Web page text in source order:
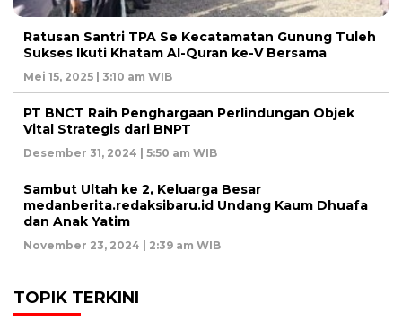
Ratusan Santri TPA Se Kecatamatan Gunung Tuleh
Sukses Ikuti Khatam Al-Quran ke-V Bersama
Mei 15, 2025 | 3:10 am WIB
PT BNCT Raih Penghargaan Perlindungan Objek
Vital Strategis dari BNPT
Desember 31, 2024 | 5:50 am WIB
Sambut Ultah ke 2, Keluarga Besar
medanberita.redaksibaru.id Undang Kaum Dhuafa
dan Anak Yatim
November 23, 2024 | 2:39 am WIB
TOPIK TERKINI